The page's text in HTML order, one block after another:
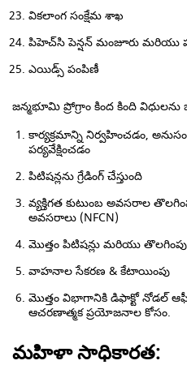
వికలాంగ సంక్షేమ శాఖ
పిహెచ్‌సి పెన్షన్ మంజూరు మరియు
ఎయిడ్స్ పంపిణీ
జన్మభూమి ప్రోగ్రాం కింద కింది విధులను
కార్యక్రమాన్ని నిర్వహించడం,
పర్యవేక్షించడం
పిటిషన్లను గ్రేడింగ్ చేస్తుంది
వ్యక్తిగత కుటుంబ అవసరాల
అవసరాలు (NFCN)
మొత్తం పిటిషన్లు మరియు
వాహనాల సేకరణ & కేటాయింపు
మొత్తం విభాగానికి డిఫాక్టో నోడల్
ఆచరణాత్మక ప్రయోజనాల కోసం.
మహిళా సాధికారత: